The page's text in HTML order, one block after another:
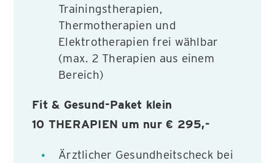
Trainingstherapien,
Thermotherapien und
Elektrotherapien frei wählbar
(max. 2 Therapien aus einem
Bereich)
Fit & Gesund-Paket klein
10 THERAPIEN um nur € 295,-
Ärztlicher Gesundheitscheck bei